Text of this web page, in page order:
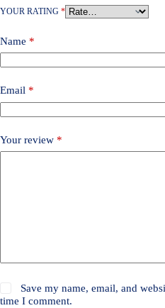
YOUR RATING *
Name *
Email *
Your review *
Save my name, email, and
time I comment.